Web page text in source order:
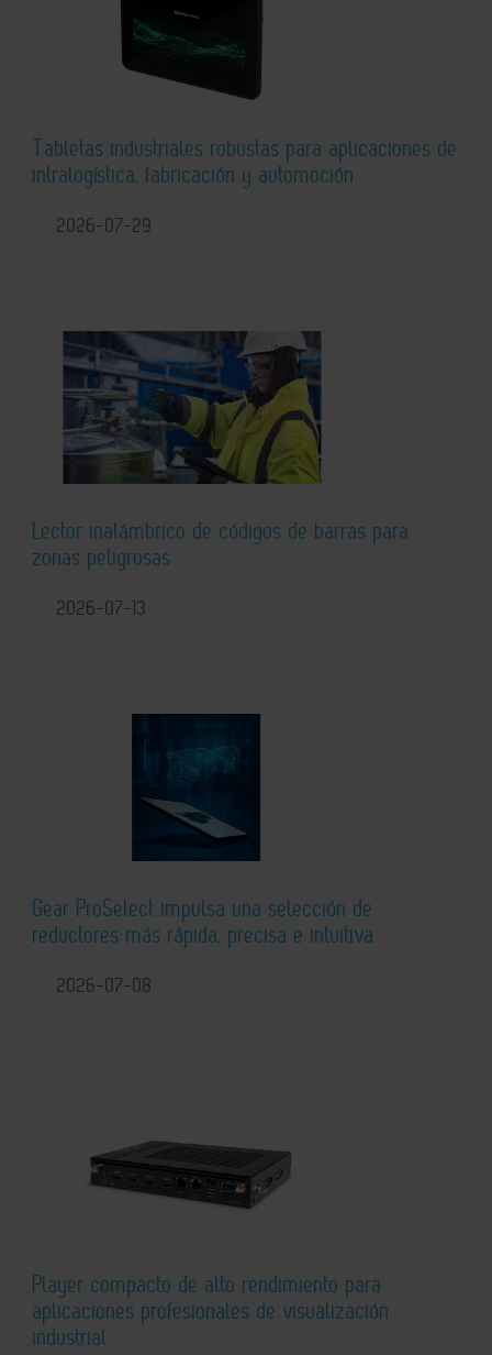
Tabletas industriales robustas para aplicaciones de
intralogística, fabricación y automoción
2026-07-29
Lector inalámbrico de códigos de barras para
zonas peligrosas
2026-07-13
Gear ProSelect impulsa una selección de
reductores más rápida, precisa e intuitiva
2026-07-08
Player compacto de alto rendimiento para
aplicaciones profesionales de visualización
industrial